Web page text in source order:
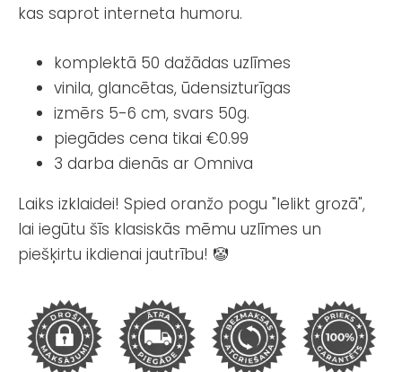
kas saprot interneta humoru.
komplektā 50 dažādas uzlīmes
vinila, glancētas, ūdensizturīgas
izmērs 5-6 cm, svars 50g.
piegādes cena tikai €0.99
3 darba dienās ar Omniva
Laiks izklaidei! Spied oranžo pogu "Ielikt grozā",
lai iegūtu šīs klasiskās mēmu uzlīmes un
piešķirtu ikdienai jautrību! 🤡